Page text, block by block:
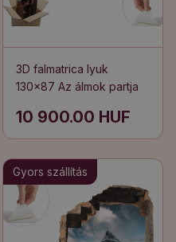
3D falmatrica lyuk
130x87 Az álmok partja
10 900.00 HUF
Gyors szállítás